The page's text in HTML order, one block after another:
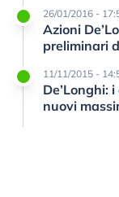
26/01/2016 -
Azioni
preliminari
11/11/2015 -
De’Longhi:
nuovi